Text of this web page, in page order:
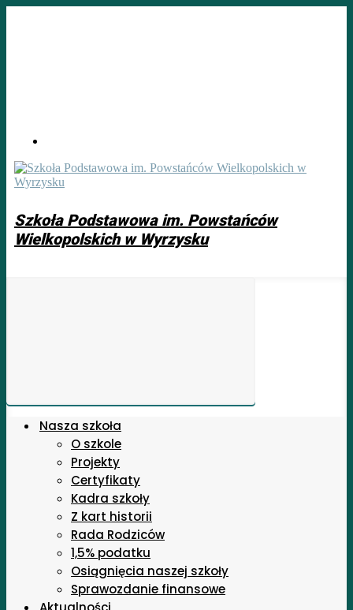
Szkoła Podstawowa im. Powstańców
Wielkopolskich w Wyrzysku
Nasza szkoła
O szkole
Projekty
Certyfikaty
Kadra szkoły
Z kart historii
Rada Rodziców
1,5% podatku
Osiągnięcia naszej szkoły
Sprawozdanie finansowe